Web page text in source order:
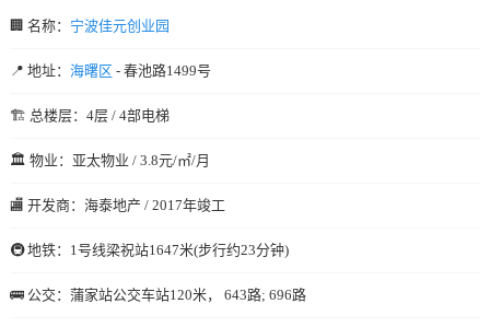
🏢 名称： 宁波佳元创业园
📍 地址： 海曙区 - 春池路1499号
🏗️ 总楼层：4层 / 4部电梯
🏛️ 物业：亚太物业 / 3.8元/㎡/月
🏬 开发商：海泰地产 / 2017年竣工
🚇 地铁：1号线梁祝站1647米(步行约23分钟)
🚌 公交：蒲家站公交车站120米， 643路; 696路